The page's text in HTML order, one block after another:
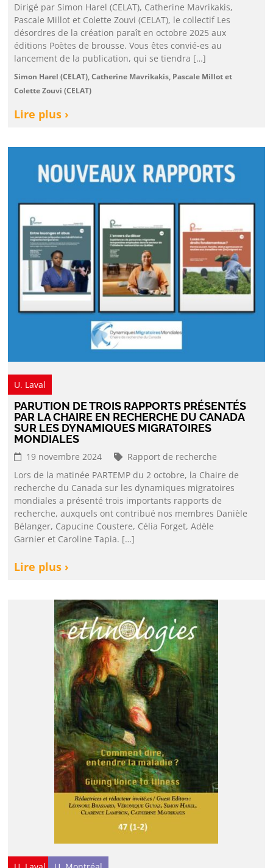
Dirigé par Simon Harel (CELAT), Catherine Mavrikakis,
Pascale Millot et Colette Zouvi (CELAT), le collectif Les
désordres de la création paraît en octobre 2025 aux
éditions Poètes de brousse. Vous êtes convié-es au
lancement de la publication, qui se tiendra […]
Simon Harel (CELAT), Catherine Mavrikakis, Pascale Millot et
Colette Zouvi (CELAT)
Lire plus ›
U. Laval
PARUTION DE TROIS RAPPORTS PRÉSENTÉS
PAR LA CHAIRE EN RECHERCHE DU CANADA
SUR LES DYNAMIQUES MIGRATOIRES
MONDIALES
19 novembre 2024
Rapport de recherche
Lors de la matinée PARTEMP du 2 octobre, la Chaire de
recherche du Canada sur les dynamiques migratoires
mondiales a présenté trois importants rapports de
recherche, auxquels ont contribué nos membres Danièle
Bélanger, Capucine Coustere, Célia Forget, Adèle
Garnier et Caroline Tapia. […]
Lire plus ›